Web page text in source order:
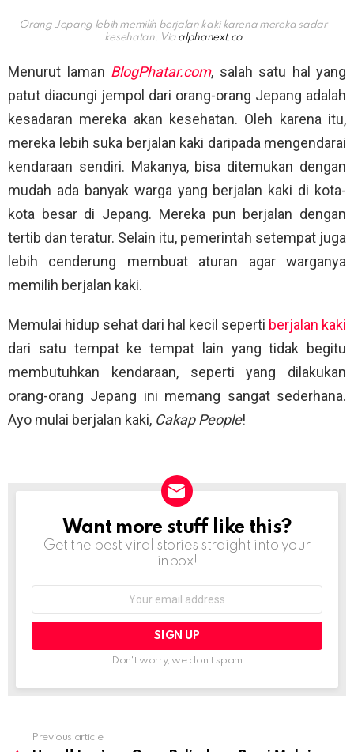
Orang Jepang lebih memilih berjalan kaki karena mereka sadar
kesehatan. Via alphanext.co
Menurut laman BlogPhatar.com, salah satu hal yang
patut diacungi jempol dari orang-orang Jepang adalah
kesadaran mereka akan kesehatan. Oleh karena itu,
mereka lebih suka berjalan kaki daripada mengendarai
kendaraan sendiri. Makanya, bisa ditemukan dengan
mudah ada banyak warga yang berjalan kaki di kota-
kota besar di Jepang. Mereka pun berjalan dengan
tertib dan teratur. Selain itu, pemerintah setempat juga
lebih cenderung membuat aturan agar warganya
memilih berjalan kaki.
Memulai hidup sehat dari hal kecil seperti berjalan kaki
dari satu tempat ke tempat lain yang tidak begitu
membutuhkan kendaraan, seperti yang dilakukan
orang-orang Jepang ini memang sangat sederhana.
Ayo mulai berjalan kaki, Cakap People!
NEWSLETTER
Want more stuff like this?
Get the best viral stories straight into your
inbox!
Don't worry, we don't spam
Previous article